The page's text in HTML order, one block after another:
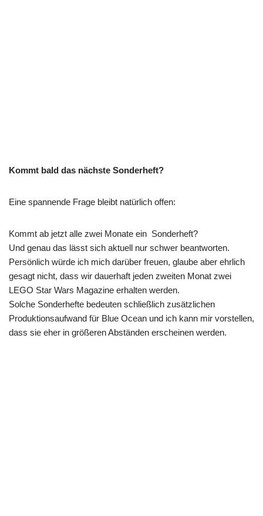
Kommt bald das nächste Sonderheft?
Eine spannende Frage bleibt natürlich offen:
Kommt ab jetzt alle zwei Monate ein Sonderheft?
Und genau das lässt sich aktuell nur schwer beantworten.
Persönlich würde ich mich darüber freuen, glaube aber ehrlich
gesagt nicht, dass wir dauerhaft jeden zweiten Monat zwei
LEGO Star Wars Magazine erhalten werden.
Solche Sonderhefte bedeuten schließlich zusätzlichen
Produktionsaufwand für Blue Ocean und ich kann mir vorstellen,
dass sie eher in größeren Abständen erscheinen werden.